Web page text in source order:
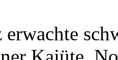
erwachte